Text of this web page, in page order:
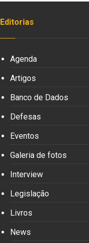
Editorias
Agenda
Artigos
Banco de Dados
Defesas
Eventos
Galeria de fotos
Interview
Legislação
Livros
News